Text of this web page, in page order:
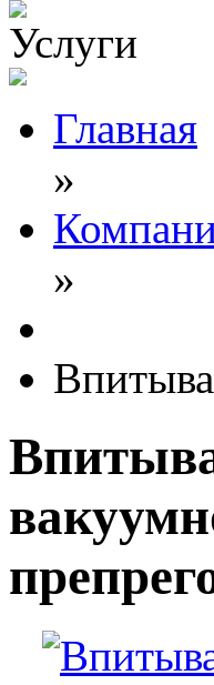
Услуги
Главная
»
»